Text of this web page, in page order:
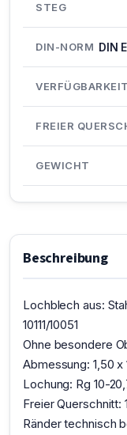
STEG
DIN-NORM DIN
VERFÜGBARKEIT
FREIER
GEWICHT
Beschreibung
Lochblech aus:
10111/10051
Ohne besondere
Abmessung: 1,50
Lochung: Rg 10-
Freier Querschnitt:
Ränder technisch